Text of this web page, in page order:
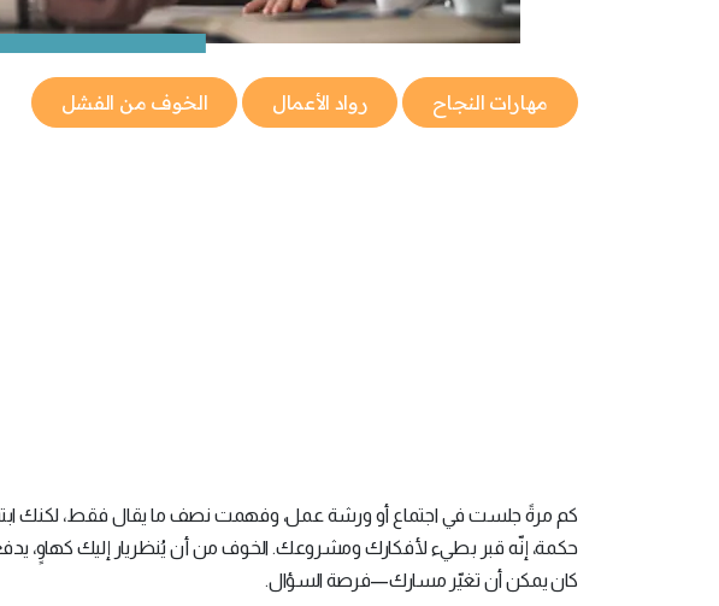
مهارات النجاح رواد الأعمال الخوف من الفشل
كم مرةً جلست في اجتماع أو ورشة عمل، وفهمت نصف ما يقال فقط، لكنك
حكمة، إنّه قبر بطيء لأفكارك ومشروعك. الخوف من أن يُنظريار إليك كهاوٍ،
كان يمكن أن تغيّر مسارك—فرصة السؤال.